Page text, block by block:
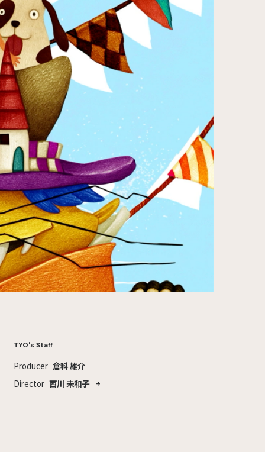
TYO's Staff
Producer 倉科 雄介
Director 西川 未和子